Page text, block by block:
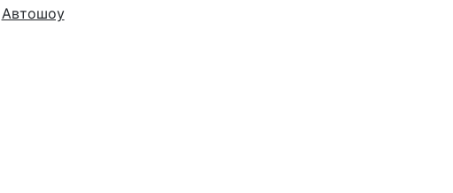
Автошоу